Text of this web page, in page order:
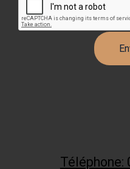
Téléphone: